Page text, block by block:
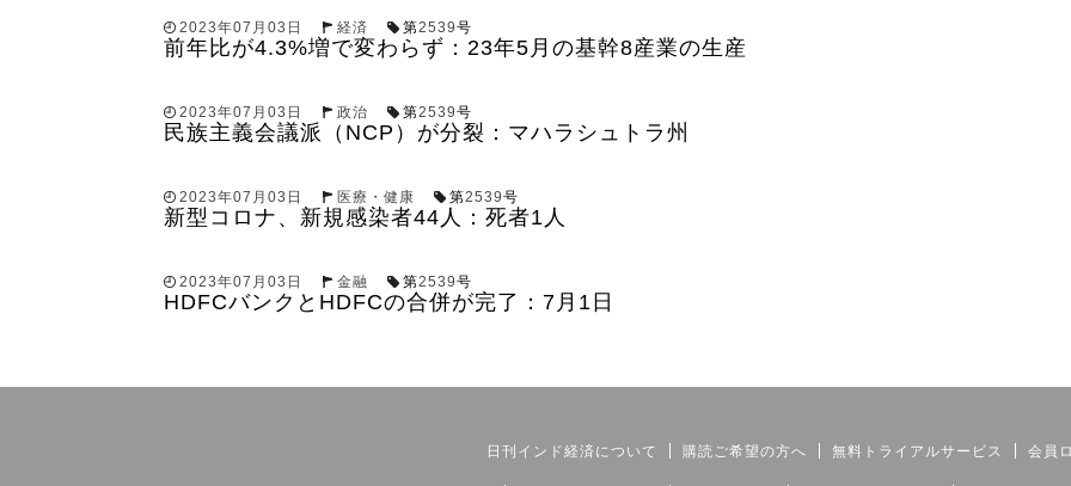
2023年07月03日 経済 第2539号
前年比が4.3%増で変わらず：23年5月の基幹8産業の生産
2023年07月03日 政治 第2539号
民族主義会議派（NCP）が分裂：マハラシュトラ州
2023年07月03日 医療・健康 第2539号
新型コロナ、新規感染者44人：死者1人
2023年07月03日 金融 第2539号
HDFCバンクとHDFCの合併が完了：7月1日
日刊インド経済について 購読ご希望の方へ 無料トライアルサービス 会員